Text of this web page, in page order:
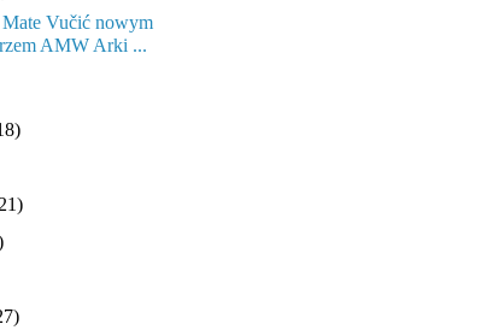
Vučić nowym
AMW Arki ...